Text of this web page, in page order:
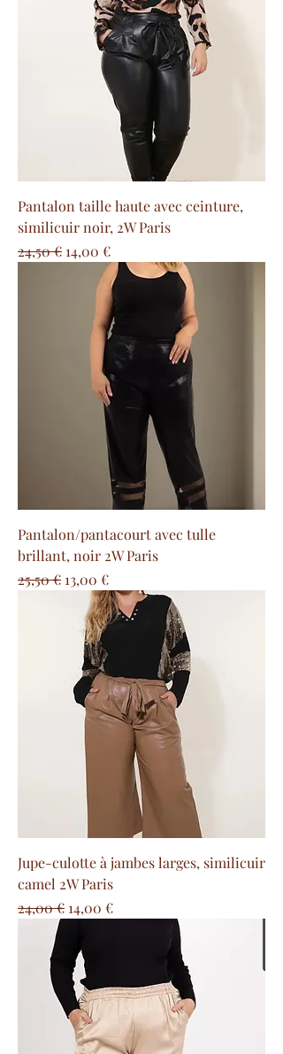
Pantalon taille haute avec ceinture,
similicuir noir, 2W Paris
Prezzo regolare
24,50 € Prezzo scontato
14,00 €
Pantalon/pantacourt avec tulle
brillant, noir 2W Paris
Prezzo regolare
25,50 € Prezzo scontato
13,00 €
Jupe-culotte à jambes larges, similicuir
camel 2W Paris
Prezzo regolare
24,00 € Prezzo scontato
14,00 €